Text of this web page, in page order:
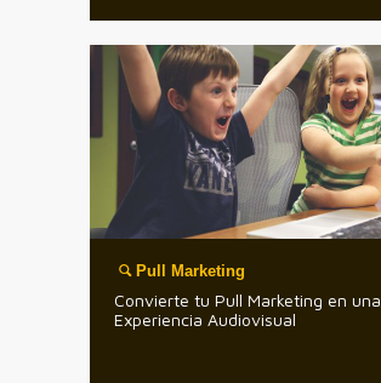
Pull Marketing
Convierte tu Pull Marketing en una
Experiencia Audiovisual